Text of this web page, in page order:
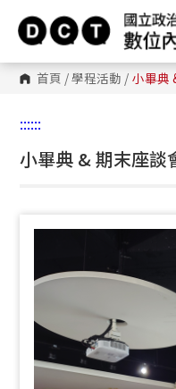
首頁 /學程活動 / 小畢典
::::::
小畢典 & 期末座談